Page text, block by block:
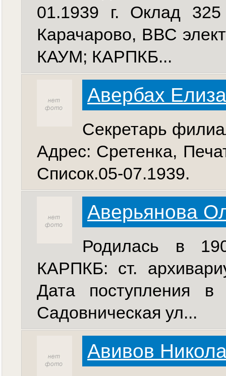
01.1939 г. Оклад
Карачарово, ВВС
КАУМ; КАРПКБ...
Авербах
Секретарь
Адрес: Сретенка,
Список.05-07.1939.
Аверьянова
Родилась в
КАРПКБ: ст.
Дата поступления
Садовническая ул...
Авивов